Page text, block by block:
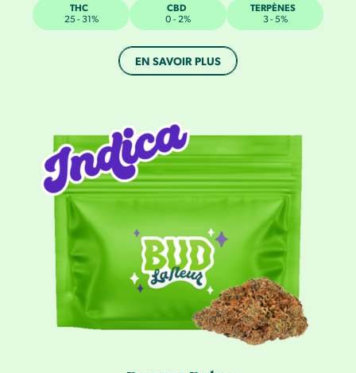
THC
25 - 31%
CBD
0 - 2%
TERPÈNES
3 - 5%
EN SAVOIR PLUS